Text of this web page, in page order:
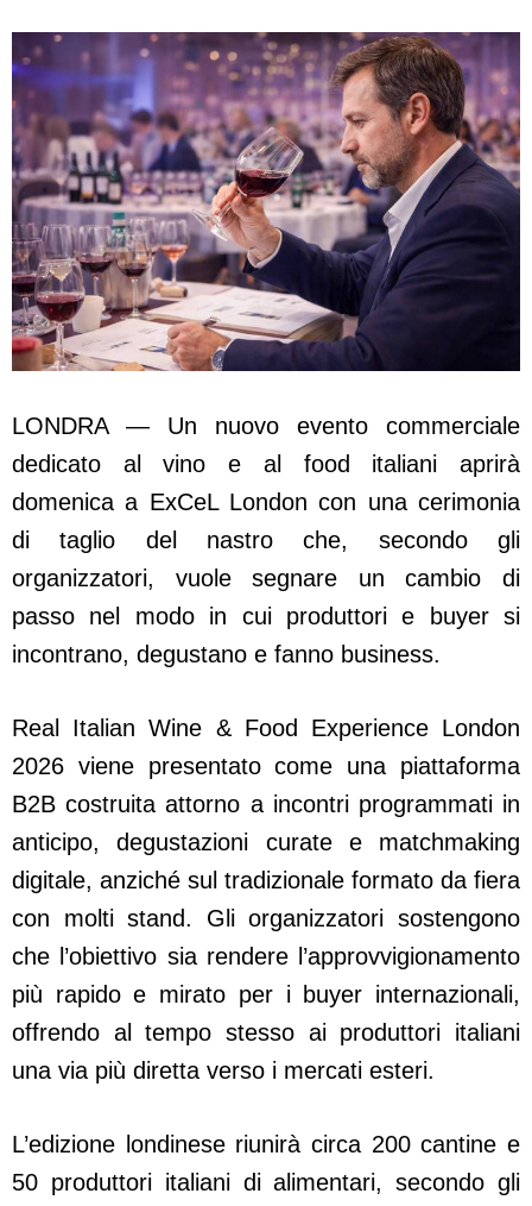
LONDRA — Un nuovo evento commerciale
dedicato al vino e al food italiani aprirà
domenica a ExCeL London con una cerimonia
di taglio del nastro che, secondo gli
organizzatori, vuole segnare un cambio di
passo nel modo in cui produttori e buyer si
incontrano, degustano e fanno business.
Real Italian Wine & Food Experience London
2026 viene presentato come una piattaforma
B2B costruita attorno a incontri programmati in
anticipo, degustazioni curate e matchmaking
digitale, anziché sul tradizionale formato da fiera
con molti stand. Gli organizzatori sostengono
che l’obiettivo sia rendere l’approvvigionamento
più rapido e mirato per i buyer internazionali,
offrendo al tempo stesso ai produttori italiani
una via più diretta verso i mercati esteri.
L’edizione londinese riunirà circa 200 cantine e
50 produttori italiani di alimentari, secondo gli